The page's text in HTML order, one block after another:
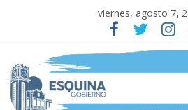
viernes, agosto 7,